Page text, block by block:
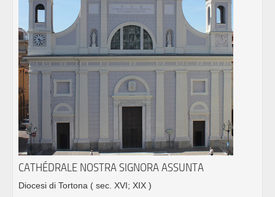
CATHÉDRALE NOSTRA SIGNORA ASSUNTA
Diocesi di Tortona ( sec. XVI; XIX )